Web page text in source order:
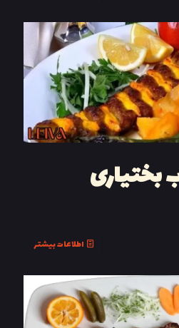
بختیاری
اطلاعات بیشتر